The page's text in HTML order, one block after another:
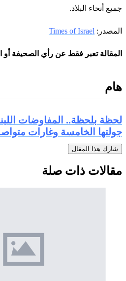
جميع أنحاء البلاد.
المصدر: Times of Israel
المقالة تعبر فقط عن رأي الصحيفة أو
هام
لحظة بلحظة.. المفاوضات
جولتها الخامسة وغارات
شارك هذا المقال
مقالات ذات صلة